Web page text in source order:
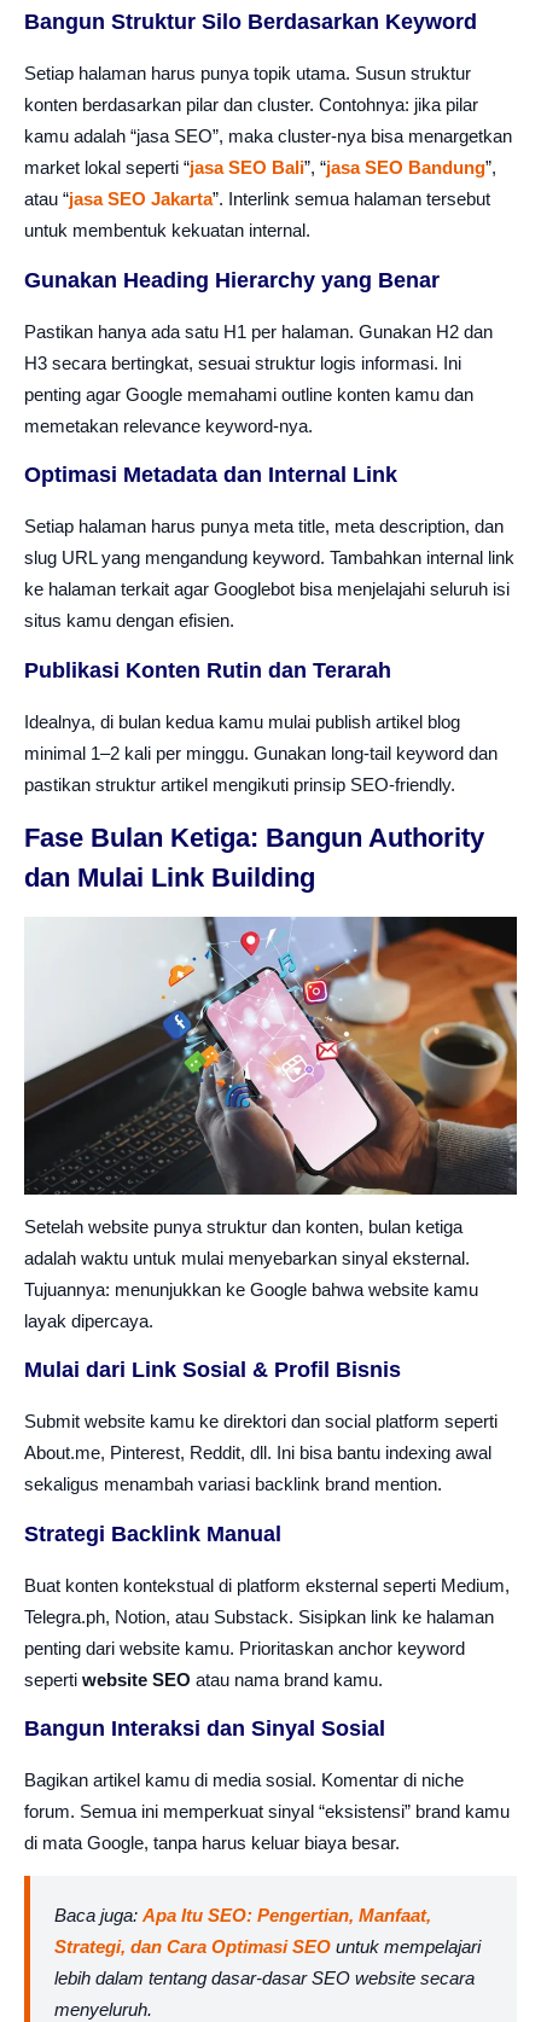
Bangun Struktur Silo Berdasarkan Keyword
Setiap halaman harus punya topik utama. Susun struktur
konten berdasarkan pilar dan cluster. Contohnya: jika pilar
kamu adalah “jasa SEO”, maka cluster-nya bisa menargetkan
market lokal seperti “jasa SEO Bali”, “jasa SEO Bandung”,
atau “jasa SEO Jakarta”. Interlink semua halaman tersebut
untuk membentuk kekuatan internal.
Gunakan Heading Hierarchy yang Benar
Pastikan hanya ada satu H1 per halaman. Gunakan H2 dan
H3 secara bertingkat, sesuai struktur logis informasi. Ini
penting agar Google memahami outline konten kamu dan
memetakan relevance keyword-nya.
Optimasi Metadata dan Internal Link
Setiap halaman harus punya meta title, meta description, dan
slug URL yang mengandung keyword. Tambahkan internal link
ke halaman terkait agar Googlebot bisa menjelajahi seluruh isi
situs kamu dengan efisien.
Publikasi Konten Rutin dan Terarah
Idealnya, di bulan kedua kamu mulai publish artikel blog
minimal 1–2 kali per minggu. Gunakan long-tail keyword dan
pastikan struktur artikel mengikuti prinsip SEO-friendly.
Fase Bulan Ketiga: Bangun Authority
dan Mulai Link Building
Setelah website punya struktur dan konten, bulan ketiga
adalah waktu untuk mulai menyebarkan sinyal eksternal.
Tujuannya: menunjukkan ke Google bahwa website kamu
layak dipercaya.
Mulai dari Link Sosial & Profil Bisnis
Submit website kamu ke direktori dan social platform seperti
About.me, Pinterest, Reddit, dll. Ini bisa bantu indexing awal
sekaligus menambah variasi backlink brand mention.
Strategi Backlink Manual
Buat konten kontekstual di platform eksternal seperti Medium,
Telegra.ph, Notion, atau Substack. Sisipkan link ke halaman
penting dari website kamu. Prioritaskan anchor keyword
seperti website SEO atau nama brand kamu.
Bangun Interaksi dan Sinyal Sosial
Bagikan artikel kamu di media sosial. Komentar di niche
forum. Semua ini memperkuat sinyal “eksistensi” brand kamu
di mata Google, tanpa harus keluar biaya besar.
Baca juga: Apa Itu SEO: Pengertian, Manfaat,
Strategi, dan Cara Optimasi SEO untuk mempelajari
lebih dalam tentang dasar-dasar SEO website secara
menyeluruh.